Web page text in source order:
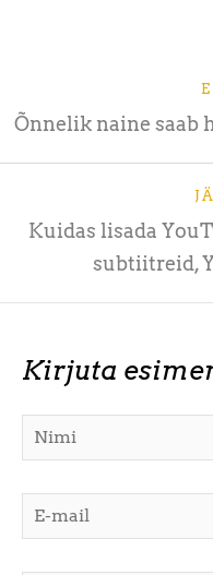
Õnnelik naine saab
Kuidas lisada
subtiitreid,
Kirjuta